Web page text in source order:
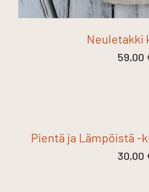
Neuletakki
59,00
Pientä ja Lämpöistä -
30,00